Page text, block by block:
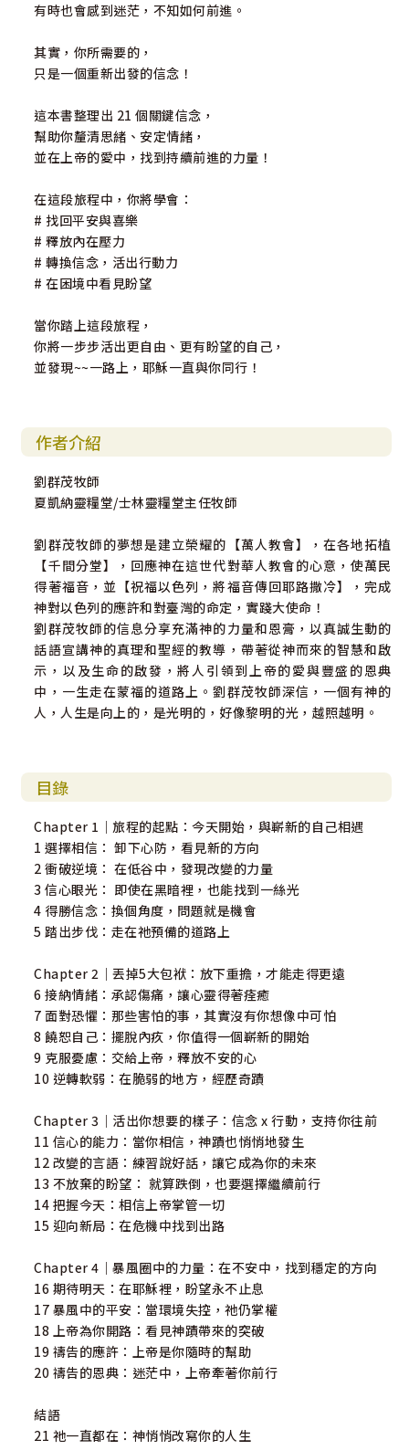
有時也會感到迷茫，不知如何前進。
其實，你所需要的，
只是一個重新出發的信念！
這本書整理出 21 個關鍵信念，
幫助你釐清思緒、安定情緒，
並在上帝的愛中，找到持續前進的力量！
在這段旅程中，你將學會：
# 找回平安與喜樂
# 釋放內在壓力
# 轉換信念，活出行動力
# 在困境中看見盼望
當你踏上這段旅程，
你將一步步活出更自由、更有盼望的自己，
並發現~~一路上，耶穌一直與你同行！
作者介紹
劉群茂牧師
夏凱納靈糧堂/士林靈糧堂主任牧師
劉群茂牧師的夢想是建立榮耀的【萬人教會】，在各地拓植
【千間分堂】，回應神在這世代對華人教會的心意，使萬民
得著福音，並【祝福以色列，將福音傳回耶路撒冷】，完成
神對以色列的應許和對臺灣的命定，實踐大使命！
劉群茂牧師的信息分享充滿神的力量和恩膏，以真誠生動的
話語宣講神的真理和聖經的教導，帶著從神而來的智慧和啟
示，以及生命的啟發，將人引領到上帝的愛與豐盛的恩典
中，一生走在蒙福的道路上。劉群茂牧師深信，一個有神的
人，人生是向上的，是光明的，好像黎明的光，越照越明。
目錄
Chapter 1｜旅程的起點：今天開始，與嶄新的自己相遇
1 選擇相信： 卸下心防，看見新的方向
2 衝破逆境： 在低谷中，發現改變的力量
3 信心眼光： 即使在黑暗裡，也能找到一絲光
4 得勝信念：換個角度，問題就是機會
5 踏出步伐：走在祂預備的道路上
Chapter 2｜丟掉5大包袱：放下重擔，才能走得更遠
6 接納情緒：承認傷痛，讓心靈得著痊癒
7 面對恐懼：那些害怕的事，其實沒有你想像中可怕
8 饒恕自己：擺脫內疚，你值得一個嶄新的開始
9 克服憂慮：交給上帝，釋放不安的心
10 逆轉軟弱：在脆弱的地方，經歷奇蹟
Chapter 3｜活出你想要的樣子：信念 x 行動，支持你往前
11 信心的能力：當你相信，神蹟也悄悄地發生
12 改變的言語：練習說好話，讓它成為你的未來
13 不放棄的盼望： 就算跌倒，也要選擇繼續前行
14 把握今天：相信上帝掌管一切
15 迎向新局：在危機中找到出路
Chapter 4｜暴風圈中的力量：在不安中，找到穩定的方向
16 期待明天：在耶穌裡，盼望永不止息
17 暴風中的平安：當環境失控，祂仍掌權
18 上帝為你開路：看見神蹟帶來的突破
19 禱告的應許：上帝是你隨時的幫助
20 禱告的恩典：迷茫中，上帝牽著你前行
結語
21 祂一直都在：神悄悄改寫你的人生